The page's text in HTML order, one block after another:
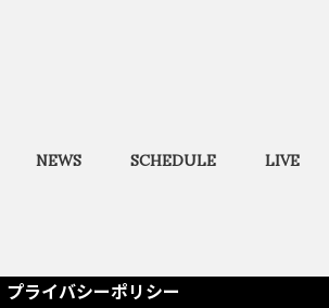
NEWS SCHEDULE LIVE
プライバシーポリシー